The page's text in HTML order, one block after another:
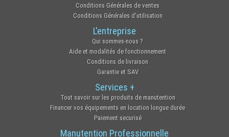
Conditions Générales de ventes
Conditions Générales d'utilisation
L'entreprise
Qui sommes-nous ?
Aide et modalités de fonctionnement
Conditions de livraison
Garantie et SAV
Services +
Tout savoir sur les produits de manutention
Financer vos équipements en location longue durée
Paiement securisé
Manutention Professionnelle